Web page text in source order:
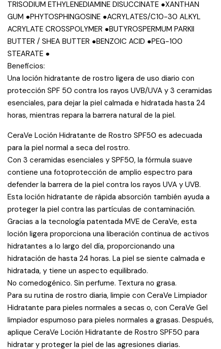
TRISODIUM ETHYLENEDIAMINE DISUCCINATE ●​XANTHAN
GUM ●​PHYTOSPHINGOSINE ●​ACRYLATES/C10-30 ALKYL
ACRYLATE CROSSPOLYMER ●​BUTYROSPERMUM PARKII
BUTTER / SHEA BUTTER ●​BENZOIC ACID ●​PEG-100
STEARATE ●​
Beneficios:
Una loción hidratante de rostro ligera de uso diario con
protección SPF 50 contra los rayos UVB/UVA y 3 ceramidas
esenciales, para dejar la piel calmada e hidratada hasta 24
horas, mientras repara la barrera natural de la piel.
CeraVe Loción Hidratante de Rostro SPF50 es adecuada
para la piel normal a seca del rostro.
Con 3 ceramidas esenciales y SPF50, la fórmula suave
contiene una fotoprotección de amplio espectro para
defender la barrera de la piel contra los rayos UVA y UVB.
Esta loción hidratante de rápida absorción también ayuda a
proteger la piel contra las partículas de contaminación.
Gracias a la tecnología patentada MVE de CeraVe, esta
loción ligera proporciona una liberación continua de activos
hidratantes a lo largo del día, proporcionando una
hidratación de hasta 24 horas. La piel se siente calmada e
hidratada, y tiene un aspecto equilibrado.
No comedogénico. Sin perfume. Textura no grasa.
Para su rutina de rostro diaria, limpie con CeraVe Limpiador
Hidratante para pieles normales a secas o, con CeraVe Gel
limpiador espumoso para pieles normales a grasas. Después,
aplique CeraVe Loción Hidratante de Rostro SPF50 para
hidratar y proteger la piel de las agresiones diarias.